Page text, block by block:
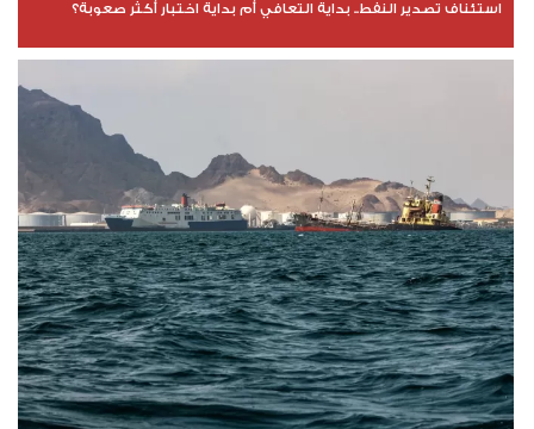
استئناف تصدير النفط.. بداية التعافي أم بداية اختبار أكثر صعوبة؟